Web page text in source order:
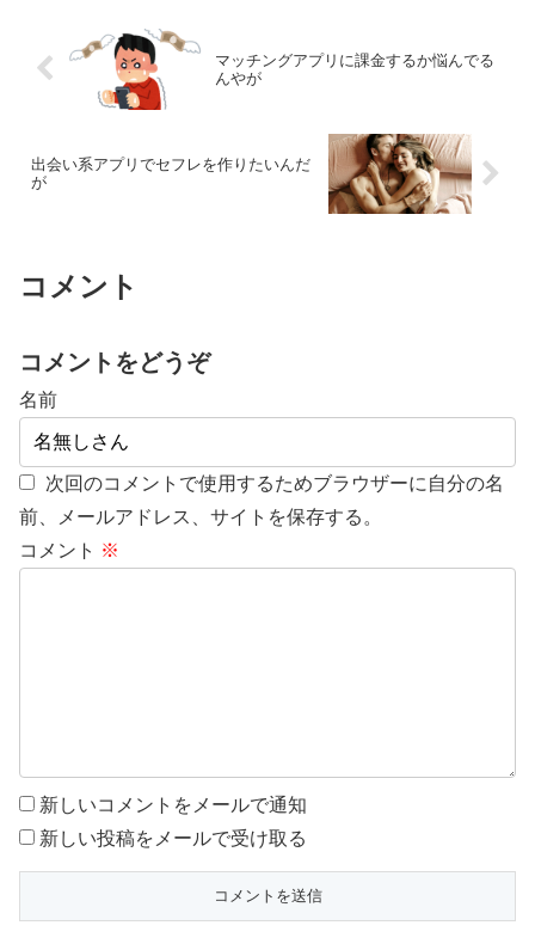
マッチングアプリに課金するか悩んでる
んやが
出会い系アプリでセフレを作りたいんだ
が
コメント
コメントをどうぞ
名前
次回のコメントで使用するためブラウザーに自分の名
前、メールアドレス、サイトを保存する。
コメント ※
新しいコメントをメールで通知
新しい投稿をメールで受け取る